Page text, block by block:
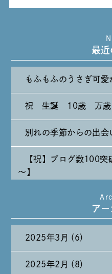
最近
もふもふのうさぎ可愛
祝 生誕 10歳 万歳
別れの季節からの出会
【祝】ブログ数100突
～】
たまには純喫茶なんて
アー
2025年3月 (6)
2025年2月 (8)